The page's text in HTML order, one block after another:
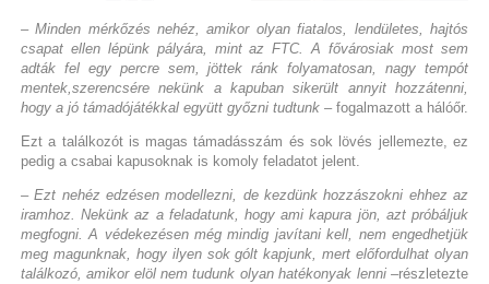
– Minden mérkőzés nehéz, amikor olyan fiatalos, lendületes, hajtós
csapat ellen lépünk pályára, mint az FTC. A fővárosiak most sem
adták fel egy percre sem, jöttek ránk folyamatosan, nagy tempót
mentek,szerencsére nekünk a kapuban sikerült annyit hozzátenni,
hogy a jó támadójátékkal együtt győzni tudtunk– fogalmazott a hálóőr.
Ezt a találkozót is magas támadásszám és sok lövés jellemezte, ez
pedig a csabai kapusoknak is komoly feladatot jelent.
– Ezt nehéz edzésen modellezni, de kezdünk hozzászokni ehhez az
iramhoz. Nekünk az a feladatunk, hogy ami kapura jön, azt próbáljuk
megfogni. A védekezésen még mindig javítani kell, nem engedhetjük
meg magunknak, hogy ilyen sok gólt kapjunk, mert előfordulhat olyan
találkozó, amikor elöl nem tudunk olyan hatékonyak lenni–részletezte